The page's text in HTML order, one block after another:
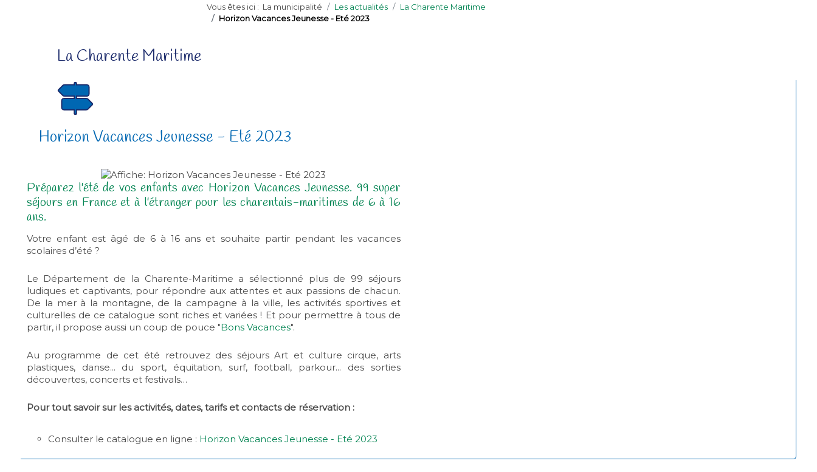
Vous êtes ici : La municipalité Les actualités
La Charente Maritime
Horizon Vacances Jeunesse - Eté 2023
La Charente Maritime
Horizon Vacances Jeunesse - Eté 2023
Préparez l'été de vos enfants avec Horizon Vacances Jeunesse. 99 super
séjours en France et à l'étranger pour les charentais-maritimes de 6 à 16
ans.
Votre enfant est âgé de 6 à 16 ans et souhaite partir pendant les vacances
scolaires d’été ?
Le Département de la Charente-Maritime a sélectionné plus de 99 séjours
ludiques et captivants, pour répondre aux attentes et aux passions de chacun.
De la mer à la montagne, de la campagne à la ville, les activités sportives et
culturelles de ce catalogue sont riches et variées ! Et pour permettre à tous de
partir, il propose aussi un coup de pouce "Bons Vacances".
Au programme de cet été retrouvez des séjours Art et culture cirque, arts
plastiques, danse... du sport, équitation, surf, football, parkour... des sorties
découvertes, concerts et festivals…
Pour tout savoir sur les activités, dates, tarifs et contacts de réservation :
Consulter le catalogue en ligne : Horizon Vacances Jeunesse - Eté 2023